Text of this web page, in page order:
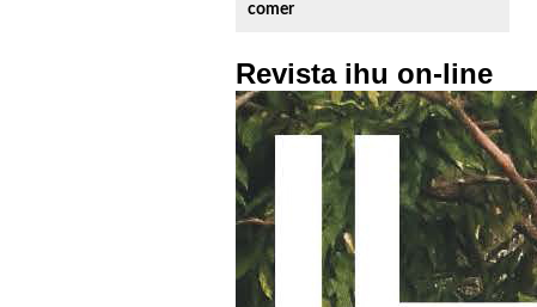
comer
Revista ihu on-line